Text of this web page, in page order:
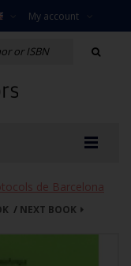
My account
de Barcelona
NEXT BOOK
/